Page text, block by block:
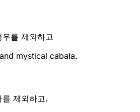
를 제외하고
mystical cabala.
제외하고.